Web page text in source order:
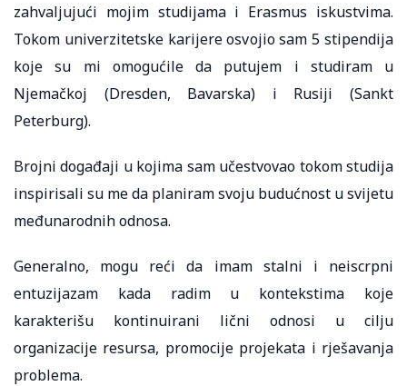
zahvaljujući mojim studijama i Erasmus iskustvima.
Tokom univerzitetske karijere osvojio sam 5 stipendija
koje su mi omogućile da putujem i studiram u
Njemačkoj (Dresden, Bavarska) i Rusiji (Sankt
Peterburg).
Brojni događaji u kojima sam učestvovao tokom studija
inspirisali su me da planiram svoju budućnost u svijetu
međunarodnih odnosa.
Generalno, mogu reći da imam stalni i neiscrpni
entuzijazam kada radim u kontekstima koje
karakterišu kontinuirani lični odnosi u cilju
organizacije resursa, promocije projekata i rješavanja
problema.